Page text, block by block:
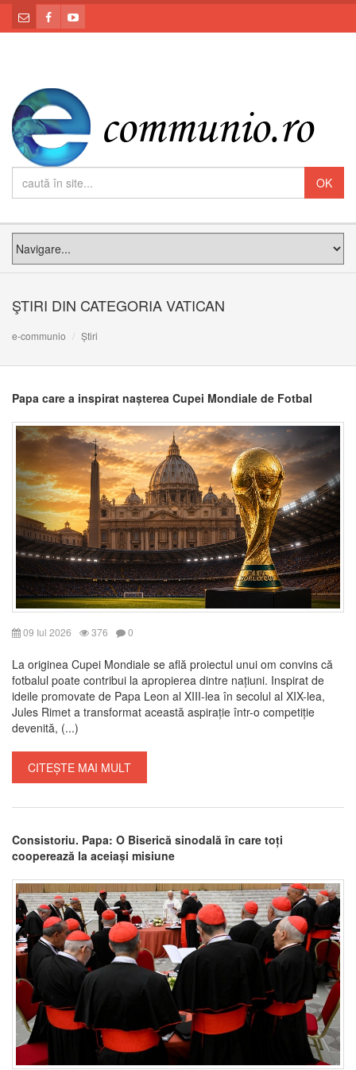
ŞTIRI DIN CATEGORIA VATICAN
e-communio Știri
Papa care a inspirat nașterea Cupei Mondiale de Fotbal
09 Iul 2026 376 0
La originea Cupei Mondiale se află proiectul unui om convins că
fotbalul poate contribui la apropierea dintre națiuni. Inspirat de
ideile promovate de Papa Leon al XIII-lea în secolul al XIX-lea,
Jules Rimet a transformat această aspirație într-o competiție
devenită, (...)
CITEȘTE MAI MULT
Consistoriu. Papa: O Biserică sinodală în care toți
cooperează la aceiași misiune